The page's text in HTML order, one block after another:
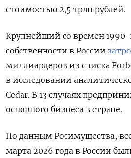
стоимостью 2,5 трлн рублей.
Крупнейший со времен 1990-
собственности в России
миллиардеров из списка
в исследовании
Cedar. В 13 случаях
основного бизнеса в стране.
По данным Росимущества,
марта 2026 года в России